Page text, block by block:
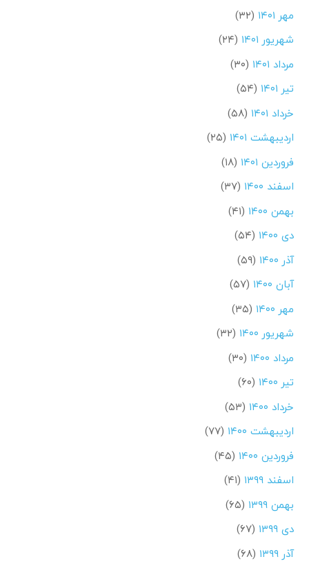
مهر ۱۴۰۱
(۳۲)
شهریور ۱۴۰۱
(۲۴)
مرداد ۱۴۰۱
(۳۰)
تیر ۱۴۰۱
(۵۴)
خرداد ۱۴۰۱
(۵۸)
اردیبهشت ۱۴۰۱
(۲۵)
فروردین ۱۴۰۱
(۱۸)
اسفند ۱۴۰۰
(۳۷)
بهمن ۱۴۰۰
(۴۱)
دی ۱۴۰۰
(۵۴)
آذر ۱۴۰۰
(۵۹)
آبان ۱۴۰۰
(۵۷)
مهر ۱۴۰۰
(۳۵)
شهریور ۱۴۰۰
(۳۲)
مرداد ۱۴۰۰
(۳۰)
تیر ۱۴۰۰
(۶۰)
خرداد ۱۴۰۰
(۵۳)
اردیبهشت ۱۴۰۰
(۷۷)
فروردین ۱۴۰۰
(۴۵)
اسفند ۱۳۹۹
(۴۱)
بهمن ۱۳۹۹
(۶۵)
دی ۱۳۹۹
(۶۷)
آذر ۱۳۹۹
(۶۸)